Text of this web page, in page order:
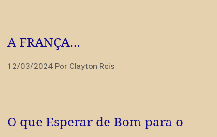
A FRANÇA…
12/03/2024 Por Clayton Reis
O que Esperar de Bom para o